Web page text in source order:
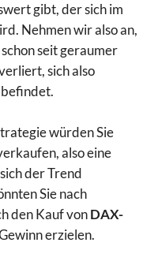
gibt, der sich im
Nehmen wir also an,
seit geraumer
sich also
würden Sie
also eine
der Trend
Sie nach
den Kauf vonDAX-
erzielen.